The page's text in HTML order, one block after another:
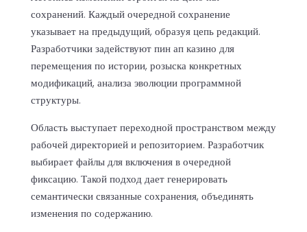
сохранений. Каждый очередной сохранение
указывает на предыдущий, образуя цепь редакций.
Разработчики задействуют пин ап казино для
перемещения по истории, розыска конкретных
модификаций, анализа эволюции программной
структуры.
Область выступает переходной пространством между
рабочей директорией и репозиторием. Разработчик
выбирает файлы для включения в очередной
фиксацию. Такой подход дает генерировать
семантически связанные сохранения, объединять
изменения по содержанию.